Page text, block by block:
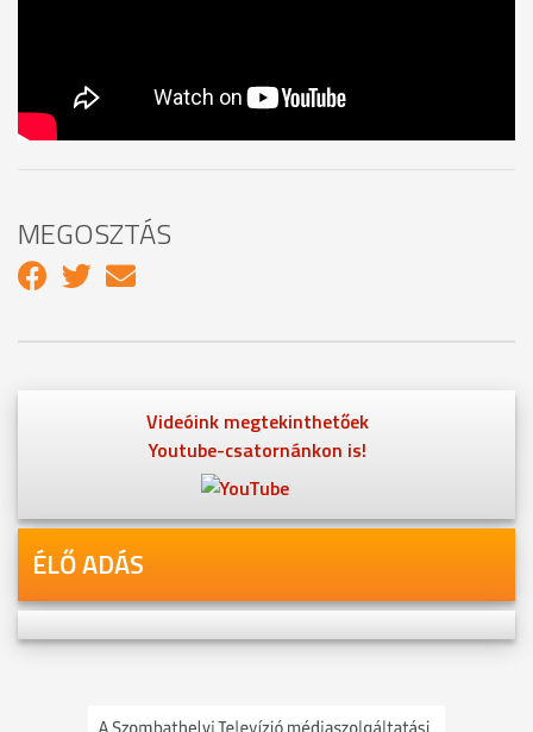
MEGOSZTÁS
Videóink megtekinthetőek
Youtube-csatornánkon is!
ÉLŐ ADÁS